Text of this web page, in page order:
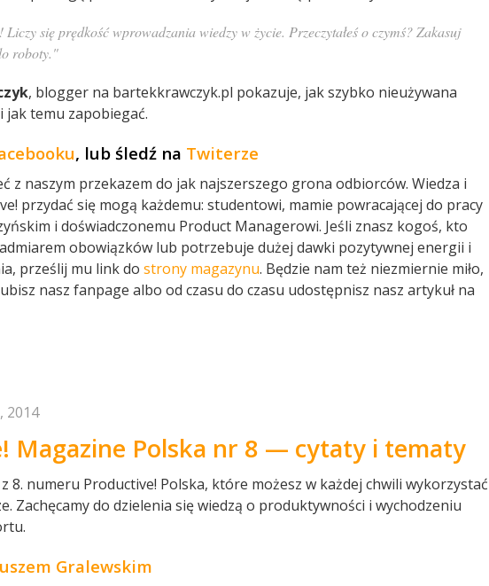
Liczy się prędkość wprowadzania wiedzy w życie. Przeczytałeś o czymś? Zakasuj
roboty."
, blogger na bartekkrawczyk.pl pokazuje, jak szybko nieużywana
jak temu zapobiegać.
, lub śledź na Twiterze
z naszym przekazem do jak najszerszego grona odbiorców. Wiedza i
przydać się mogą każdemu: studentowi, mamie powracającej do pracy
i doświadczonemu Product Managerowi. Jeśli znasz kogoś, kto
obowiązków lub potrzebuje dużej dawki pozytywnej energii i
prześlij mu link dostrony magazynu. Będzie nam też niezmiernie miło,
nasz fanpage albo od czasu do czasu udostępnisz nasz artykuł na
2014
Magazine Polska nr 8 — cytaty i tematy
8. numeru Productive! Polska, które możesz w każdej chwili wykorzystać
Zachęcamy do dzielenia się wiedzą o produktywności i wychodzeniu
Gralewskim